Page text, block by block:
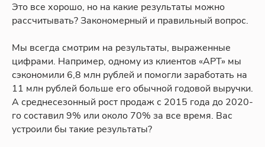
Это все хорошо, но на какие результаты можно
рассчитывать? Закономерный и правильный вопрос.
Мы всегда смотрим на результаты, выраженные
цифрами. Например, одному из клиентов «АРТ» мы
сэкономили 6,8 млн рублей и помогли заработать на
11 млн рублей больше его обычной годовой выручки.
А среднесезонный рост продаж с 2015 года до 2020-
го составил 9% или около 70% за все время. Вас
устроили бы такие результаты?